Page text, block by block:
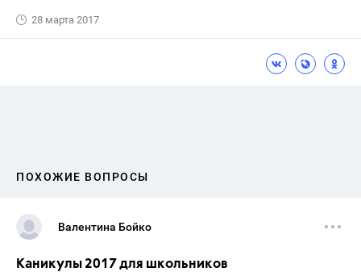
28 марта 2017
ПОХОЖИЕ ВОПРОСЫ
Валентина Бойко
Каникулы 2017 для школьников